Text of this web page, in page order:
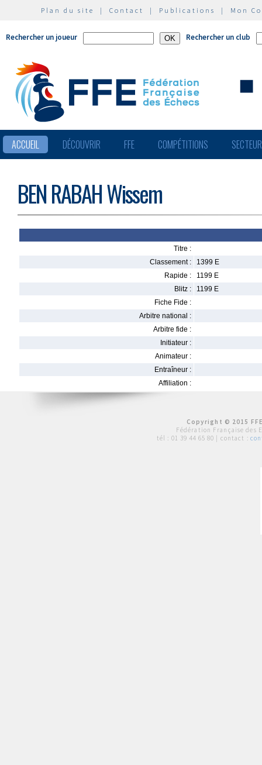
Plan du site | Contact | Publications | Mon
Rechercher un joueur Rechercher un club
ACCUEIL DÉCOUVRIR FFE COMPÉTITIONS
BEN RABAH Wissem
Titre :
Classement :
1399 E
Rapide :
1199 E
Blitz :
1199 E
Fiche Fide :
Arbitre national :
Arbitre fide :
Initiateur :
Animateur :
Entraîneur :
Affiliation :
Copyright © 2015
Fédération Française des
tél : 01 39 44 65 80 | contact :